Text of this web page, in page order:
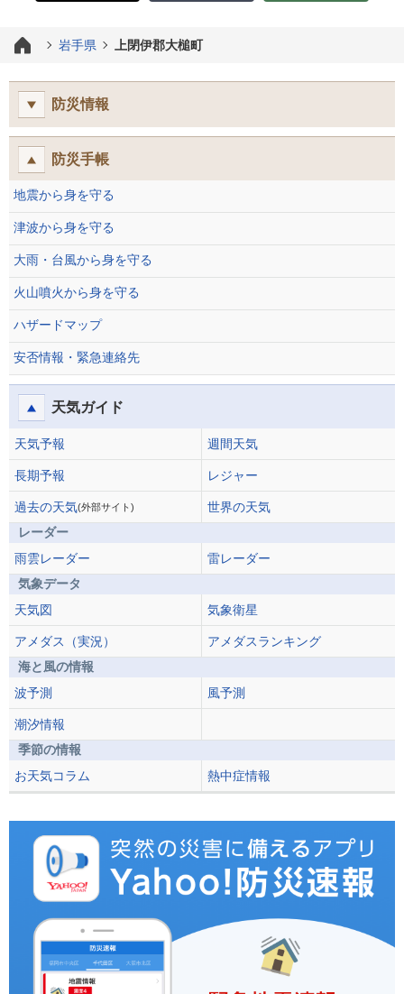
岩手県 上閉伊郡大槌町
防災情報
防災手帳
地震から身を守る
津波から身を守る
大雨・台風から身を守る
火山噴火から身を守る
ハザードマップ
安否情報・緊急連絡先
天気ガイド
天気予報 週間天気
長期予報 レジャー
過去の天気(外部サイト)
世界の天気
レーダー
雨雲レーダー
雷レーダー
気象データ
天気図
気象衛星
アメダス（実況）
アメダスランキング
海と風の情報
波予測
風予測
潮汐情報
季節の情報
お天気コラム
熱中症情報